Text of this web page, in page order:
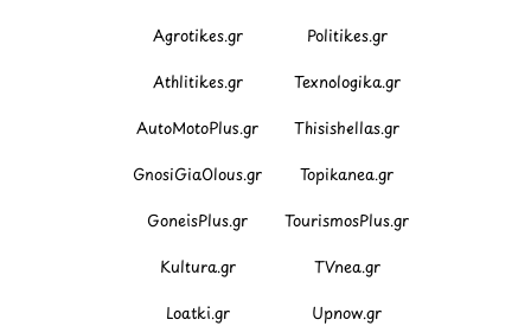
Agrotikes.gr Politikes.gr
Athlitikes.gr Texnologika.gr
AutoMotoPlus.gr Thisishellas.gr
GnosiGiaOlous.gr Topikanea.gr
GoneisPlus.gr TourismosPlus.gr
Kultura.gr TVnea.gr
Loatki.gr Upnow.gr